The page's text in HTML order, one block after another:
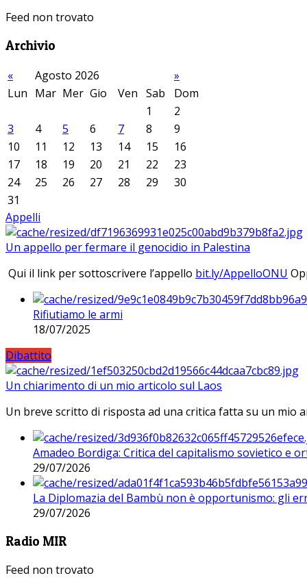
Feed non trovato
Archivio
« Agosto 2026
»
Lun Mar Mer Gio Ven Sab
Dom
1
2
3
4 5 6 7 8
9
10
11 12 13 14 15
16
17
18 19 20 21 22
23
24
25 26 27 28 29
30
31
Appelli
Un appello per fermare il genocidio in Palestina
Qui il link per sottoscrivere l’appello bit.ly/AppelloONU
Rifiutiamo le armi
18/07/2025
Dibattito
Un chiarimento di un mio articolo sul Laos
Un breve scritto di risposta ad una critica fatta su un mio
Amadeo Bordiga: Critica del capitalismo sovietico e
29/07/2026
La Diplomazia del Bambù non è opportunismo: gli
29/07/2026
Radio MIR
Feed non trovato